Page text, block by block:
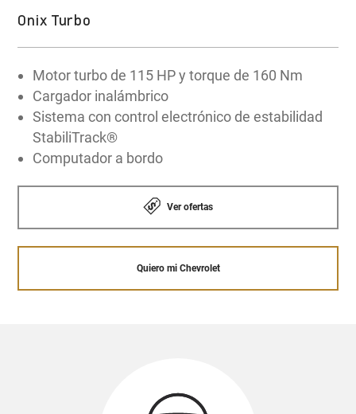
Onix Turbo
Motor turbo de 115 HP y torque de 160 Nm
Cargador inalámbrico
Sistema con control electrónico de estabilidad
StabiliTrack®
Computador a bordo
Ver ofertas
Quiero mi Chevrolet